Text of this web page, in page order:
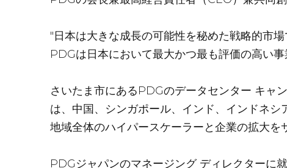
"日本は大きな成長の可能性を秘めた戦略的市
PDGは日本において最大かつ最も評価の高い
さいたま市にあるPDGのデータセンター キャ
は、中国、シンガポール、インド、インドネ
地域全体のハイパースケーラーと企業の拡大を
PDGジャパンのマネージング ディレクターに